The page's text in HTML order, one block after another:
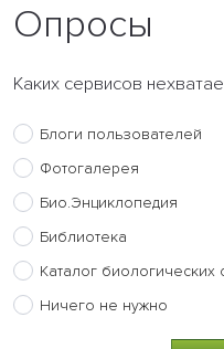
Опросы
Каких сервисов
Блоги пользователей
Фотогалерея
Био.Энциклопедия
Библиотека
Каталог биологических
Ничего не нужно